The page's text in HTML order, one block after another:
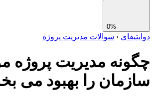
› سوالات مدیریت پروژه
مدیریت پروژه
را بهبود می